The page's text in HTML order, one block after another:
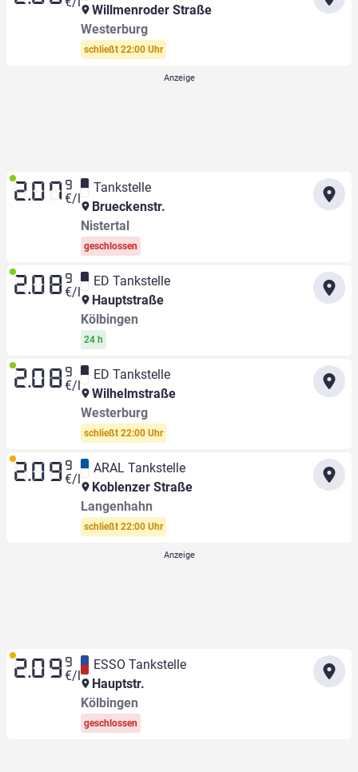
Willmenroder Straße
Westerburg
schließt 22:00 Uhr
2.07 9
€/l
Tankstelle
Brueckenstr.
Nistertal
geschlossen
2.08 9
€/l
ED Tankstelle
Hauptstraße
Kölbingen
24 h
2.08 9
€/l
ED Tankstelle
Wilhelmstraße
Westerburg
schließt 22:00 Uhr
2.09 9
€/l
ARAL Tankstelle
Koblenzer Straße
Langenhahn
schließt 22:00 Uhr
2.09 9
€/l
ESSO Tankstelle
Hauptstr.
Kölbingen
geschlossen